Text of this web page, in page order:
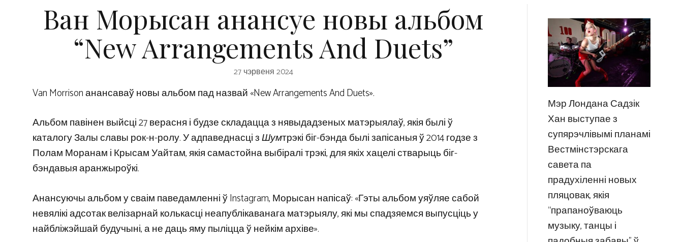
Ван Морысан анансуе новы альбом
“New Arrangements And Duets”
27 чэрвеня 2024
Van Morrison анансаваў новы альбом пад назвай «New Arrangements And Duets».
Альбом павінен выйсці 27 верасня і будзе складацца з нявыдадзеных матэрыялаў, якія былі ў
каталогу Залы славы рок-н-ролу. У адпаведнасці зШумтрэкі біг-бэнда былі запісаныя ў 2014 годзе з
Полам Моранам і Крысам Уайтам, якія самастойна выбіралі трэкі, для якіх хацелі стварыць біг-
бэндавыя аранжыроўкі.
Анансуючы альбом у сваім паведамленні ў Instagram, Морысан напісаў: «Гэты альбом уяўляе сабой
невялікі адсотак велізарнай колькасці неапублікаванага матэрыялу, які мы спадзяемся выпусціць у
найбліжэйшай будучыні, а не даць яму пыліцца ў нейкім архіве».
Мэр Лондана Садзік
Хан выступае з
супярэчлівымі планамі
Вестмінстэрскага
савета па
прадухіленні новых
пляцовак, якія
“прапаноўваюць
музыку, танцы і